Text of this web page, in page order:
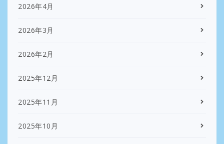
2026年4月
2026年3月
2026年2月
2025年12月
2025年11月
2025年10月